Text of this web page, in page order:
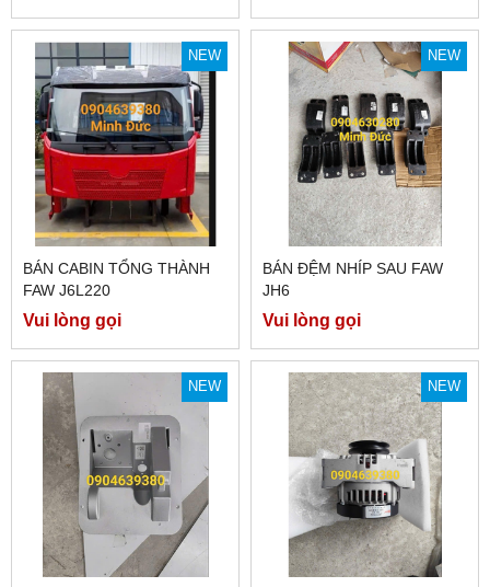
NEW
BÁN CABIN TỔNG THÀNH
FAW J6L220
Vui lòng gọi
NEW
BÁN ĐỆM NHÍP SAU FAW
JH6
Vui lòng gọi
NEW NEW